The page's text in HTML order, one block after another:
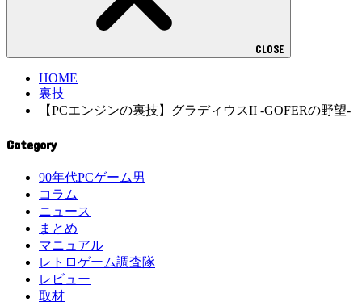
CLOSE
HOME
裏技
【PCエンジンの裏技】グラディウスII -GOFERの野望-
Category
90年代PCゲーム男
コラム
ニュース
まとめ
マニュアル
レトロゲーム調査隊
レビュー
取材